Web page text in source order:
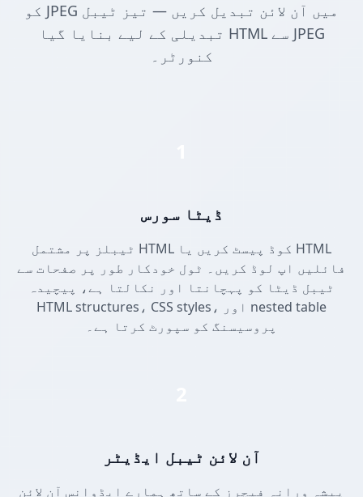
کو JPEG میں آن لائن تبدیل کریں — تیز ٹیبل
تبدیلی کے لیے بنایا گیا HTML سے JPEG
کنورٹر۔
ڈیٹا سورس
ٹیبلز پر مشتمل HTML کوڈ پیسٹ کریں یا HTML
فائلیں اپ لوڈ کریں۔ ٹول خودکار طور پر صفحات سے
ٹیبل ڈیٹا کو پہچانتا اور نکالتا ہے، پیچیدہ
HTML structures، CSS styles، اور nested table
پروسیسنگ کو سپورٹ کرتا ہے۔
آن لائن ٹیبل ایڈیٹر
پیشہ ورانہ فیچرز کے ساتھ ہمارے ایڈوانس آن لائن